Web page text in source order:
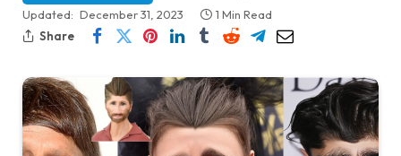
Updated: December 31, 2023
1 Min Read
Share